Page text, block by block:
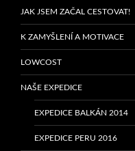
JAK JSEM ZAČAL CESTOVAT!
K ZAMYŠLENÍ A MOTIVACE
LOWCOST
NAŠE EXPEDICE
EXPEDICE BALKÁN 2014
EXPEDICE PERU 2016